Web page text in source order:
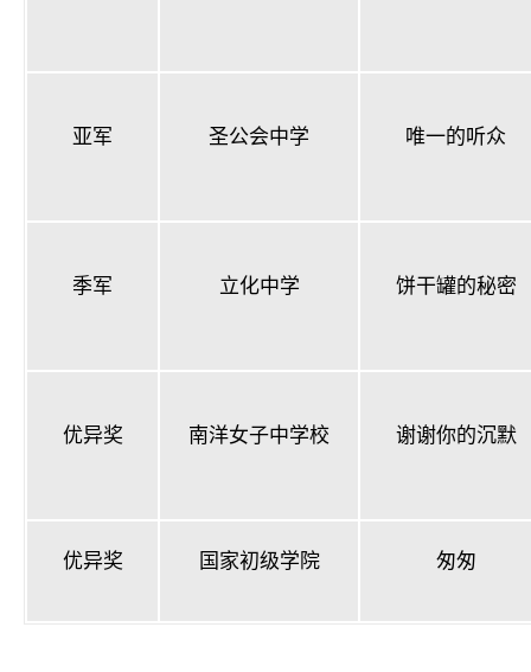
亚军 圣公会中学 唯一的听众
季军 立化中学 饼干罐的秘密
优异奖 南洋女子中学校 谢谢你的沉默
优异奖 国家初级学院 匆匆